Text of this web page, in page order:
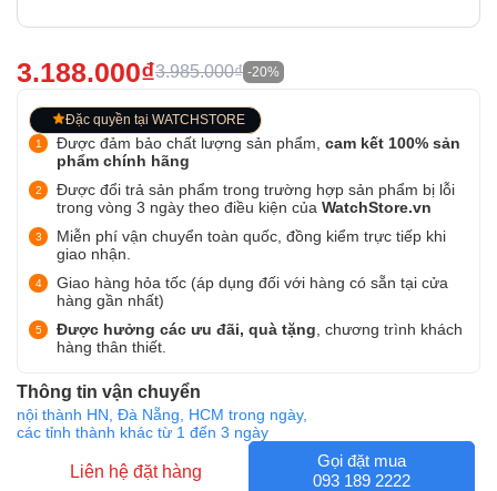
3.188.000₫3.985.000₫ -20%
Đặc quyền tại WATCHSTORE
Được đảm bảo chất lượng sản phẩm, cam kết 100% sản
phẩm chính hãng
Được đổi trả sản phẩm trong trường hợp sản phẩm bị lỗi
trong vòng 3 ngày theo điều kiện của WatchStore.vn
Miễn phí vận chuyển toàn quốc, đồng kiểm trực tiếp khi
giao nhận.
Giao hàng hỏa tốc (áp dụng đối với hàng có sẵn tại cửa
hàng gần nhất)
Được hưởng các ưu đãi, quà tặng , chương trình khách
hàng thân thiết.
Thông tin vận chuyển
nội thành HN, Đà Nẵng, HCM trong ngày,
các tỉnh thành khác từ 1 đến 3 ngày
Liên hệ đặt hàng
Gọi đặt mua
093 189 2222